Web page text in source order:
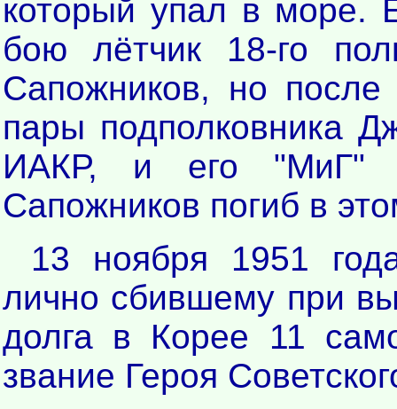
который упал в море.
бою лётчик 18-го
Сапожников, но
пары подполковника
ИАКР, и его "МиГ"
Сапожников погиб в
13 ноября 1951
лично сбившему при
долга в Корее 11
звание Героя